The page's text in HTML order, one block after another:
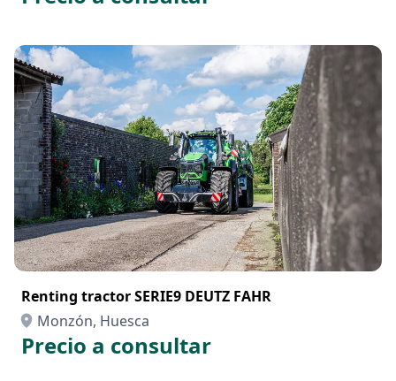
Renting tractor SERIE9 DEUTZ FAHR
Monzón, Huesca
Precio a consultar